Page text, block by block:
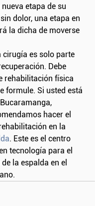
etapa de su
dolor, una etapa en
la dicha de moverse
cirugía es solo parte
Debe
rehabilitación física
formule. Si usted está
hacer el
en la
. Este es el centro
tecnología para el
la espalda en el